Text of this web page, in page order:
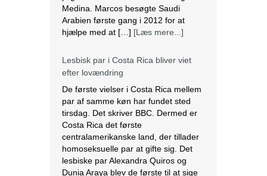
Medina. Marcos besøgte Saudi
Arabien første gang i 2012 for at
hjælpe med at […] [Læs mere...]
Lesbisk par i Costa Rica bliver viet
efter lovændring
De første vielser i Costa Rica mellem
par af samme køn har fundet sted
tirsdag. Det skriver BBC. Dermed er
Costa Rica det første
centralamerikanske land, der tillader
homoseksuelle par at gifte sig. Det
lesbiske par Alexandra Quiros og
Dunia Araya blev de første til at sige